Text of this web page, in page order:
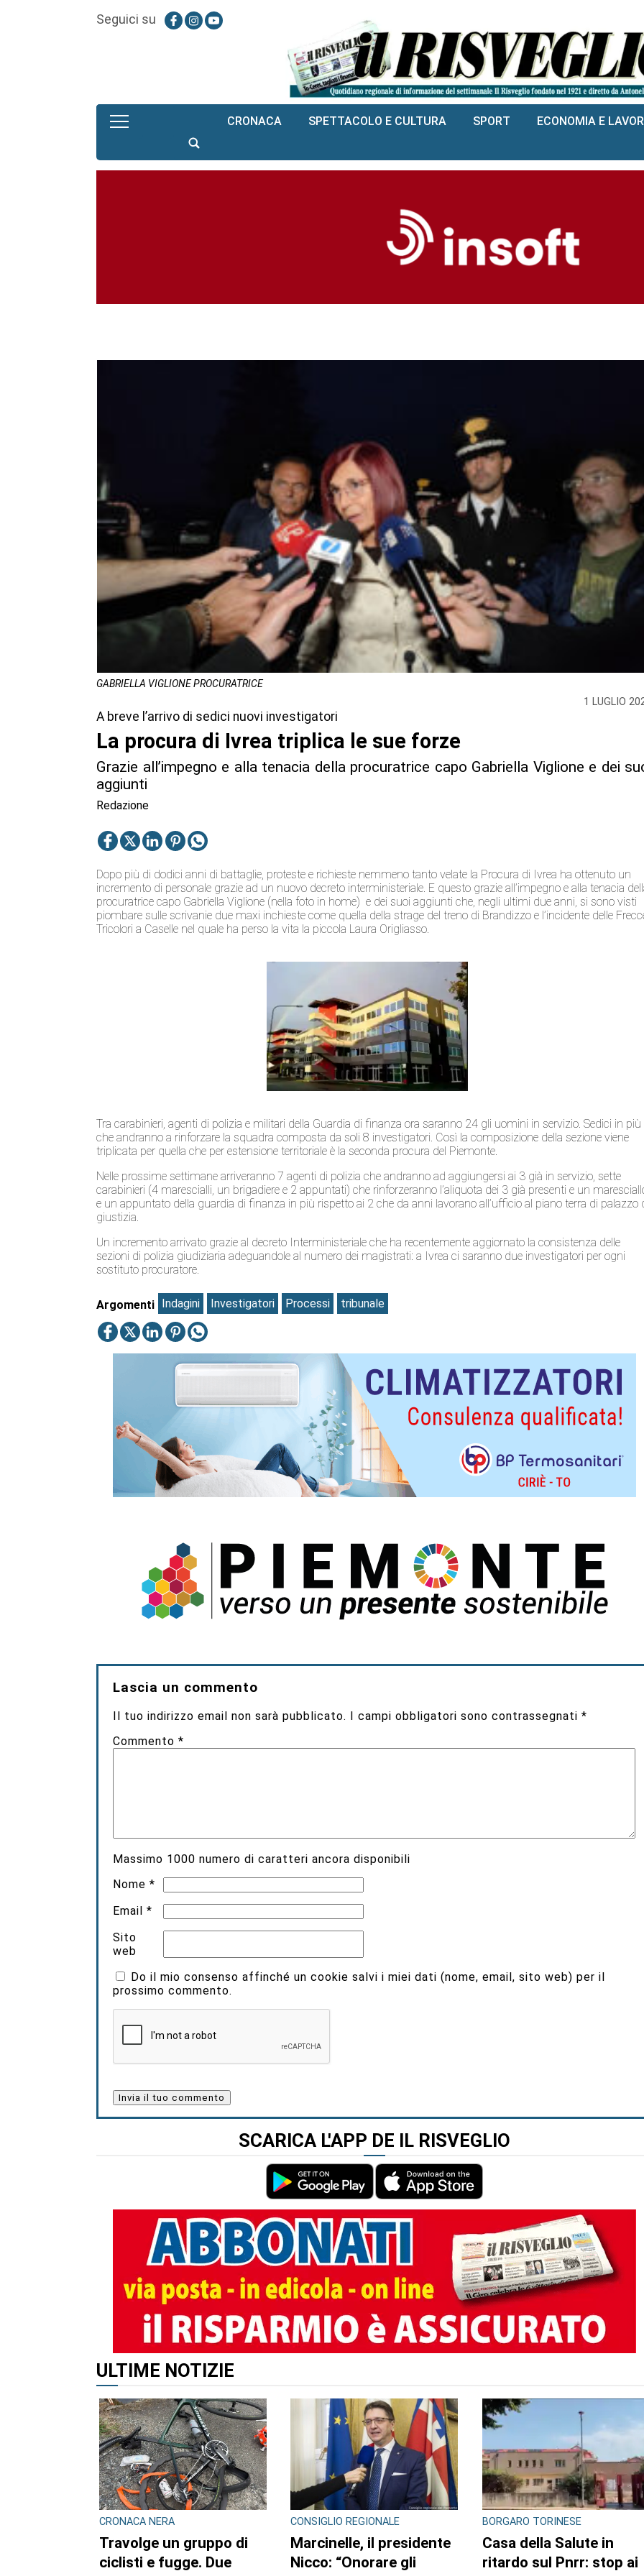
Seguici su
CRONACA SPETTACOLO E CULTURA SPORT ECONOMIA E
GABRIELLA VIGLIONE PROCURATRICE
1 LUGLIO
A breve l’arrivo di sedici nuovi investigatori
La procura di Ivrea triplica le sue forze
Grazie all’impegno e alla tenacia della procuratrice capo Gabriella Viglione e dei
aggiunti
Redazione
Dopo più di dodici anni di battaglie, proteste e richieste nemmeno tanto velate la Procura di Ivrea ha ottenuto un
incremento di personale grazie ad un nuovo decreto interministeriale. E questo grazie all’impegno e alla tenacia
procuratrice capo Gabriella Viglione (nella foto in home) e dei suoi aggiunti che, negli ultimi due anni, si sono visti
piombare sulle scrivanie due maxi inchieste come quella della strage del treno di Brandizzo e l’incidente delle
Tricolori a Caselle nel quale ha perso la vita la piccola Laura Origliasso.
Tra carabinieri, agenti di polizia e militari della Guardia di finanza ora saranno 24 gli uomini in servizio. Sedici in più
che andranno a rinforzare la squadra composta da soli 8 investigatori. Così la composizione della sezione viene
triplicata per quella che per estensione territoriale è la seconda procura del Piemonte.
Nelle prossime settimane arriveranno 7 agenti di polizia che andranno ad aggiungersi ai 3 già in servizio, sette
carabinieri (4 marescialli, un brigadiere e 2 appuntati) che rinforzeranno l’aliquota dei 3 già presenti e un
e un appuntato della guardia di finanza in più rispetto ai 2 che da anni lavorano all’ufficio al piano terra di palazzo
giustizia.
Un incremento arrivato grazie al decreto Interministeriale che ha recentemente aggiornato la consistenza delle
sezioni di polizia giudiziaria adeguandole al numero dei magistrati: a Ivrea ci saranno due investigatori per ogni
sostituto procuratore.
Argomenti Indagini Investigatori Processi tribunale
Lascia un commento
Il tuo indirizzo email non sarà pubblicato. I campi obbligatori sono contrassegnati*
Commento*
Massimo 1000 numero di caratteri ancora disponibili
Nome*
Email*
Sito
web
Do il mio consenso affinché un cookie salvi i miei dati (nome, email, sito web) per il
prossimo commento.
SCARICA L'APP DE IL RISVEGLIO
ALTRI ARTICOLI DI QUESTO AUTORE
CRONACA
Ciclisti travolti, i
CRONACA
Bimba a rischio e
CONTRASTO ALLO SPACCIO DI